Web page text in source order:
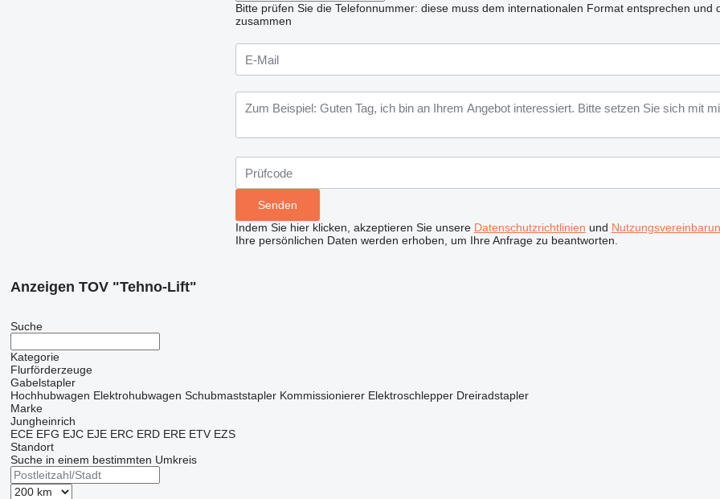
Bitte prüfen Sie die Telefonnummer: diese muss dem internationalen Format entsprechen und
zusammen
Indem Sie hier klicken, akzeptieren Sie unsere Datenschutzrichtlinien und
Ihre persönlichen Daten werden erhoben, um Ihre Anfrage zu beantworten.
Anzeigen TOV "Tehno-Lift"
Suche
Kategorie
Flurförderzeuge
Gabelstapler
Hochhubwagen Elektrohubwagen Schubmaststapler Kommissionierer Elektroschlepper Dreiradstapler
Marke
Jungheinrich
ECE EFG EJC EJE ERC ERD ERE ETV EZS
Standort
Suche in einem bestimmten Umkreis